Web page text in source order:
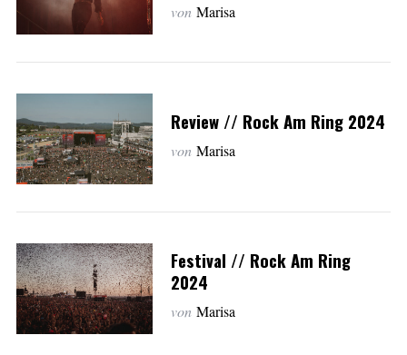
von Marisa
Review // Rock Am Ring 2024
von Marisa
Festival // Rock Am Ring
2024
von Marisa